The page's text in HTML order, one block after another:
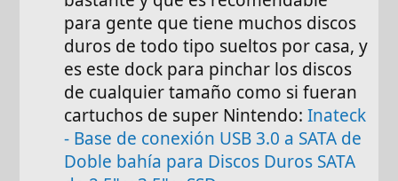
para gente que tiene muchos discos
duros de todo tipo sueltos por casa, y
es este dock para pinchar los discos
de cualquier tamaño como si fueran
cartuchos de super Nintendo:Inateck
- Base de conexión USB 3.0 a SATA de
Doble bahía para Discos Duros SATA